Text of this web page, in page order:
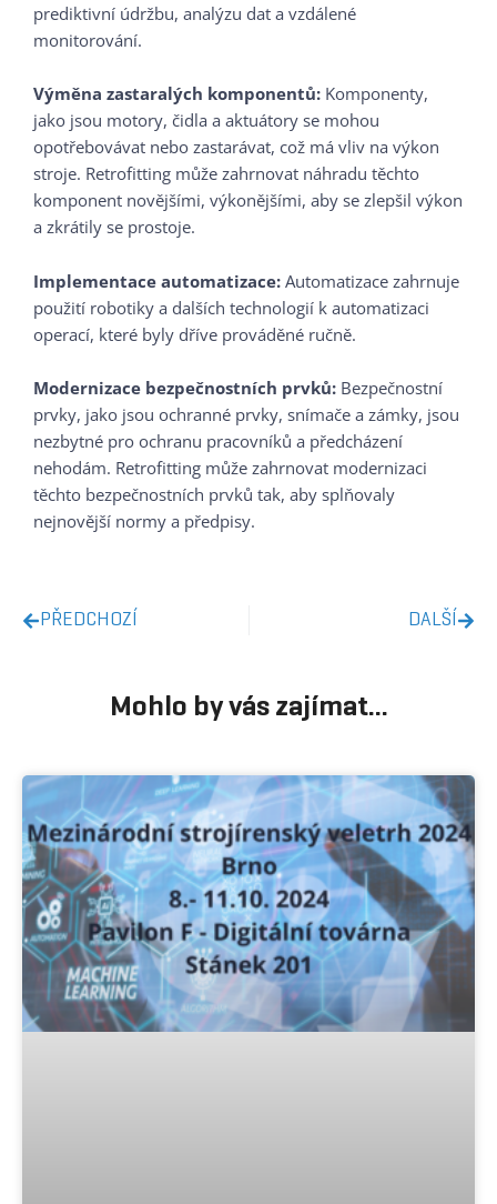
prediktivní údržbu, analýzu dat a vzdálené
monitorování.
Výměna zastaralých komponentů: Komponenty,
jako jsou motory, čidla a aktuátory se mohou
opotřebovávat nebo zastarávat, což má vliv na výkon
stroje. Retrofitting může zahrnovat náhradu těchto
komponent novějšími, výkonějšími, aby se zlepšil výkon
a zkrátily se prostoje.
Implementace automatizace: Automatizace zahrnuje
použití robotiky a dalších technologií k automatizaci
operací, které byly dříve prováděné ručně.
Modernizace bezpečnostních prvků: Bezpečnostní
prvky, jako jsou ochranné prvky, snímače a zámky, jsou
nezbytné pro ochranu pracovníků a předcházení
nehodám. Retrofitting může zahrnovat modernizaci
těchto bezpečnostních prvků tak, aby splňovaly
nejnovější normy a předpisy.
PŘEDCHOZÍ DALŠÍ
Mohlo by vás zajímat...